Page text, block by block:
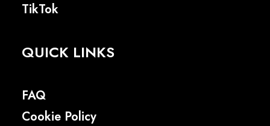
TikTok
QUICK LINKS
FAQ
Cookie Policy